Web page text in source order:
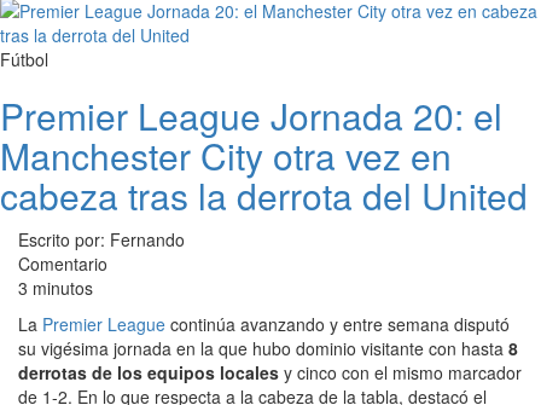
Fútbol
Premier League Jornada 20: el
Manchester City otra vez en
cabeza tras la derrota del United
Escrito por: Fernando
Comentario
3 minutos
La Premier League continúa avanzando y entre semana disputó
su vigésima jornada en la que hubo dominio visitante con hasta 8
derrotas de los equipos locales y cinco con el mismo marcador
de 1-2. En lo que respecta a la cabeza de la tabla, destacó el